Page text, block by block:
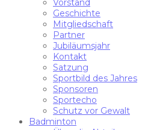
Vorstand
Geschichte
Mitgliedschaft
Partner
Jubiläumsjahr
Kontakt
Satzung
Sportbild des Jahres
Sponsoren
Sportecho
Schutz vor Gewalt
Badminton